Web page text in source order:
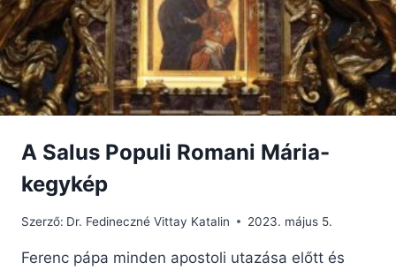
A Salus Populi Romani Mária-
kegykép
Szerző: Dr. Fedineczné Vittay Katalin 2023. május 5.
Ferenc pápa minden apostoli utazása előtt és